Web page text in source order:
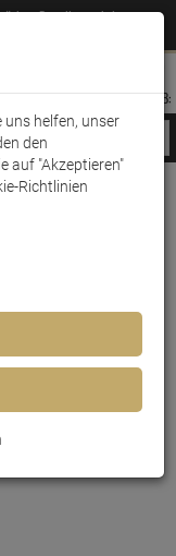
Bestellung erhalten
AUFKLAPPEN
MERKZETTEL
WARENKORB:
Sirup Tri Top Sirup
uns helfen, unser
den
auf "Akzeptieren"
Richtlinien